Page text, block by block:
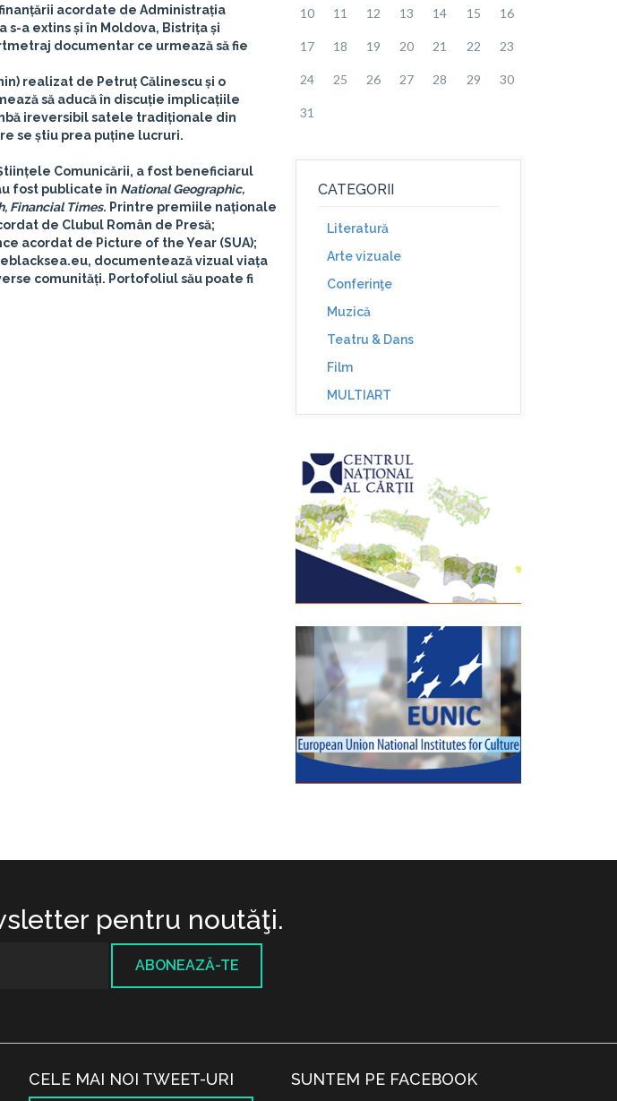
acordate de Administrația
s-a extins și în Moldova, Bistrița și
documentar ce urmează să fie
realizat de Petruț Călinescu și o
să aducă în discuție implicațiile
ireversibil satele tradiționale din
se știu prea puține lucruri.
Comunicării, a fost beneficiarul
fost publicate în National Geographic,
Financial Times. Printre premiile naționale
de Clubul Român de Presă;
acordat de Picture of the Year (SUA);
documentează vizual viața
comunități. Portofoliul său poate fi
10 11 12 13 14 15 16
17 18 19 20 21 22 23
24 25 26 27 28 29 30
31
CATEGORII
Literatură
Arte vizuale
Conferinţe
Muzică
Teatru & Dans
Film
MULTIART
pentru noutăţi.
ABONEAZĂ-TE
CELE MAI NOI TWEET-URI SUNTEM PE FACEBOOK